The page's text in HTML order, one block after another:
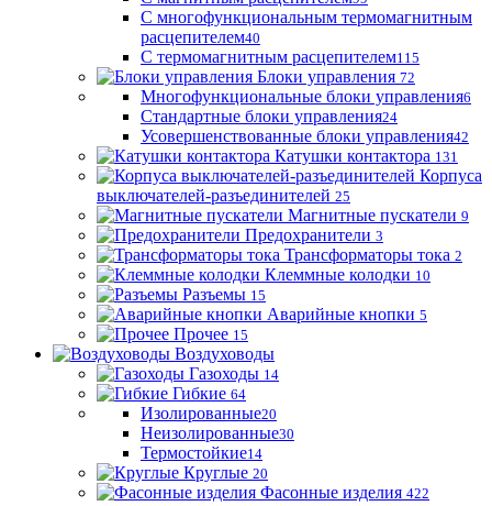
С многофункциональным термомагнитным
расцепителем40
С термомагнитным расцепителем115
Блоки управления 72
Многофункциональные блоки управления6
Стандартные блоки управления24
Усовершенствованные блоки управления42
Катушки контактора 131
Корпуса
выключателей-разъединителей 25
Магнитные пускатели 9
Предохранители 3
Трансформаторы тока 2
Клеммные колодки 10
Разъемы 15
Аварийные кнопки 5
Прочее 15
Воздуховоды
Газоходы 14
Гибкие 64
Изолированные20
Неизолированные30
Термостойкие14
Круглые 20
Фасонные изделия 422